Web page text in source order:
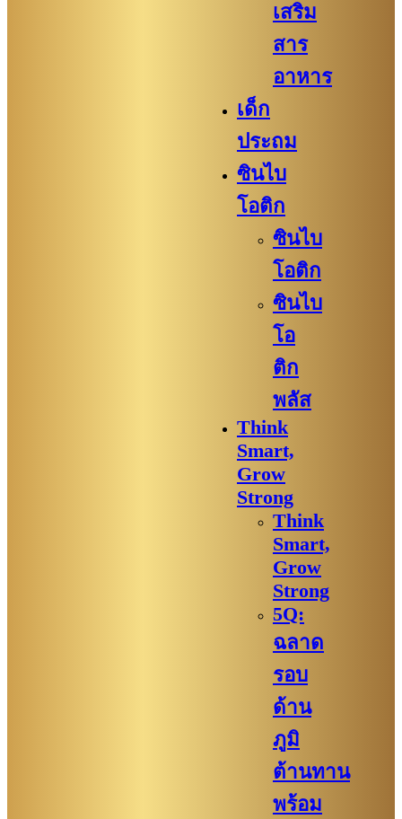
เสริม
สาร
อาหาร
เด็ก
ประถม
ซินไบ
โอติก
ซินไบ
โอติก
ซินไบ
โอ
ติก
พลัส
Think
Smart,
Grow
Strong
Think
Smart,
Grow
Strong
5Q:
ฉลาด
รอบ
ด้าน
ภูมิ
ต้านทาน
พร้อม